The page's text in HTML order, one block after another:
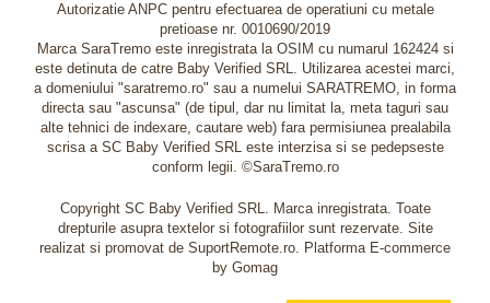
Autorizatie ANPC pentru efectuarea de operatiuni cu metale
pretioase nr. 0010690/2019
Marca SaraTremo este inregistrata la OSIM cu numarul 162424 si
este detinuta de catre Baby Verified SRL. Utilizarea acestei marci,
a domeniului "saratremo.ro" sau a numelui SARATREMO, in forma
directa sau "ascunsa" (de tipul, dar nu limitat la, meta taguri sau
alte tehnici de indexare, cautare web) fara permisiunea prealabila
scrisa a SC Baby Verified SRL este interzisa si se pedepseste
conform legii. ©SaraTremo.ro
Copyright SC Baby Verified SRL. Marca inregistrata. Toate
drepturile asupra textelor si fotografiilor sunt rezervate. Site
realizat si promovat de SuportRemote.ro. Platforma E-commerce
by Gomag